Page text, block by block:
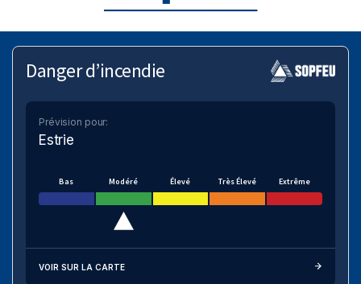
Danger d’incendie
Prévision pour:
Estrie
Bas Modéré Élevé Très Élevé Extrême
VOIR SUR LA CARTE